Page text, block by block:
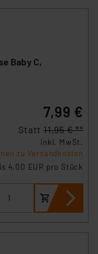
ohne dass
bestehen.
stützt
der
eigenen
Baby C,
7,99 €
Statt 11,95 € **
inkl. MwSt.
zu Versandkosten
4.00 EUR pro Stück